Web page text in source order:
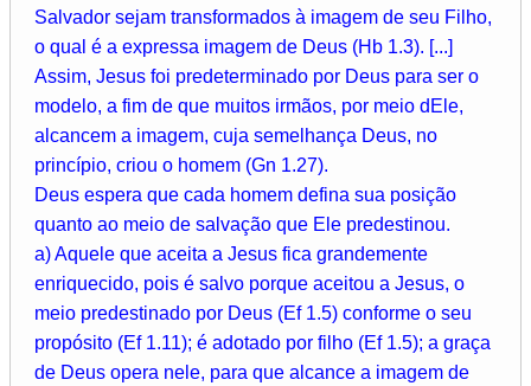
Salvador sejam transformados à imagem de seu Filho,
o qual é a expressa imagem de Deus (Hb 1.3). [...]
Assim, Jesus foi predeterminado por Deus para ser o
modelo, a fim de que muitos irmãos, por meio dEle,
alcancem a imagem, cuja semelhança Deus, no
princípio, criou o homem (Gn 1.27).
Deus espera que cada homem defina sua posição
quanto ao meio de salvação que Ele predestinou.
a) Aquele que aceita a Jesus fica grandemente
enriquecido, pois é salvo porque aceitou a Jesus, o
meio predestinado por Deus (Ef 1.5) conforme o seu
propósito (Ef 1.11); é adotado por filho (Ef 1.5); a graça
de Deus opera nele, para que alcance a imagem de